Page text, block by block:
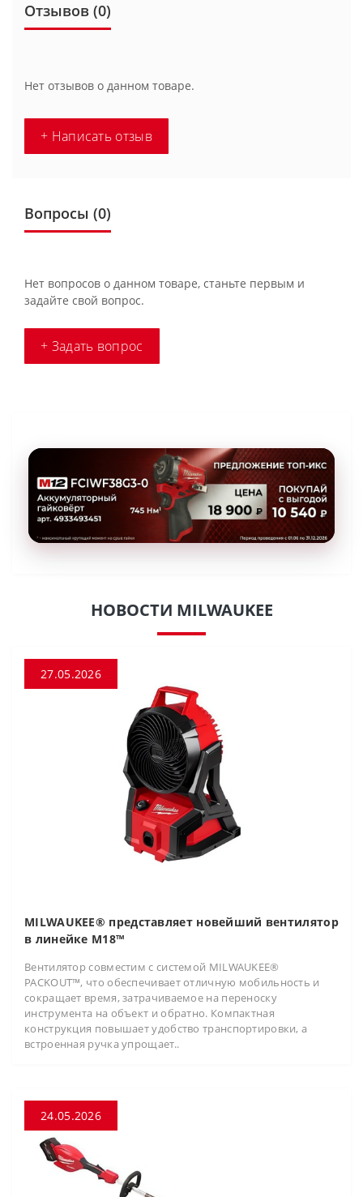
Отзывов (0)
Нет отзывов о данном товаре.
+ Написать отзыв
Вопросы (0)
Нет вопросов о данном товаре, станьте первым и
задайте свой вопрос.
+ Задать вопрос
НОВОСТИ MILWAUKEE
27.05.2026
MILWAUKEE® представляет новейший вентилятор
в линейке M18™
Вентилятор совместим с системой MILWAUKEE®
PACKOUT™, что обеспечивает отличную мобильность и
сокращает время, затрачиваемое на переноску
инструмента на объект и обратно. Компактная
конструкция повышает удобство транспортировки, а
встроенная ручка упрощает..
24.05.2026